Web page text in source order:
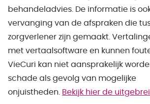
behandeladvies. De informatie is
vervanging van de afspraken die
zorgverlener zijn gemaakt.
met vertaalsoftware en kunnen
VieCuri kan niet aansprakelijk
schade als gevolg van mogelijke
onjuistheden.
Bekijk hier de